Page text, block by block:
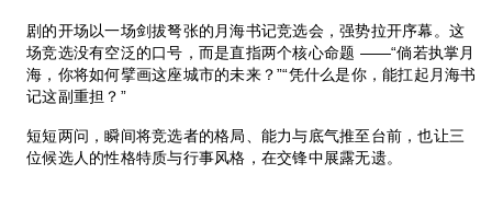
剧的开场以一场剑拔弩张的月海书记竞选会，强势拉开序幕。这
场竞选没有空泛的口号，而是直指两个核心命题 ——“倘若执掌月
海，你将如何擘画这座城市的未来？”“凭什么是你，能扛起月海书
记这副重担？”
短短两问，瞬间将竞选者的格局、能力与底气推至台前，也让三
位候选人的性格特质与行事风格，在交锋中展露无遗。